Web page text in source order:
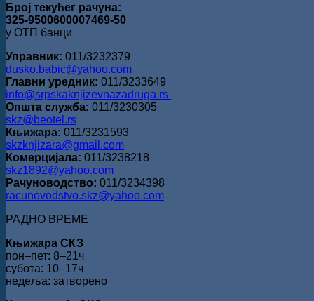
Број текућег рачуна:
325-9500600007469-50
у ОТП банци
Управник: 011/3232379
dusko.babic@yahoo.com
Главни уредник: 011/3233649
info@srpskaknjizevnazadruga.rs
Општа служба: 011/3230305
skz@beotel.rs
Књижара: 011/3231593
skzknjizara@gmail.com
Комерцијала: 011/3238218
skz1892@yahoo.com
Рачуноводство: 011/3234398
racunovodstvo.skz@yahoo.com
РАДНО ВРЕМЕ
Књижара СКЗ
пон‒пет: 8‒21ч
субота: 10‒17ч
недеља: затворено